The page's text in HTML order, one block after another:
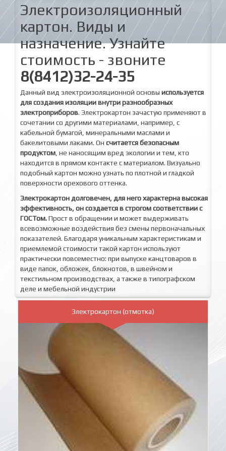
Электроизоляционный
картон. Виды и
назначение. Узнайте
стоимость - звоните
8(8412)32-24-35
Данный вид электроизоляционной основы используется
для создания изоляции внутри разнообразных
электроприборов. Электрокартон зачастую применяют в
сочетании со другими материалами, например, с
кабельной бумагой, минеральными маслами и
бакелитовыми лаками. Он считается безопасным
продуктом , не наносящим вред экологии и тем, кто
находится в прямом контакте с материалом. Визуально
подобный картон можно узнать по плотной и гладкой
поверхности орехового оттенка.
Электрокартон долговечен, для него характерна высокая
эффективность, он создается в строгом соответствии с
ГОСТом.Прост в обращении и может выдерживать
всевозможные воздействия без смены первоначальных
показателей. Благодаря уникальным характеристикам и
приемлемой стоимости такой картон используют
практически повсеместно: при выпуске канцтоваров в
виде папок, обложек, блокнотов, в швейном и
текстильном производствах, а также в типографском
деле и мебельной индустрии
Электрокартон (отмотка)